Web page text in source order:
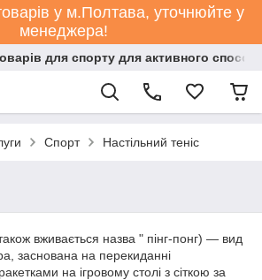
у м.Полтава, уточнюйте у
менеджера!
для спорту для активного
Спорт Настільний теніс
вживається назва " пінг-понг) — вид
заснована на перекиданні
на ігровому столі з сіткою за